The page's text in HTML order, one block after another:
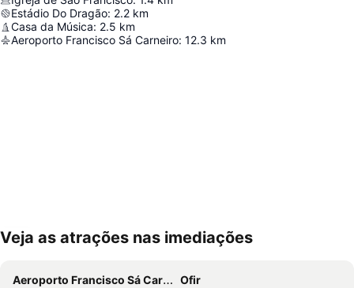
Estádio Do Dragão: 2.2 km
Casa da Música: 2.5 km
Aeroporto Francisco Sá Carneiro: 12.3 km
Ampliar mapa
Veja as atrações nas imediações
Aeroporto Francisco Sá Carneiro
Ofir